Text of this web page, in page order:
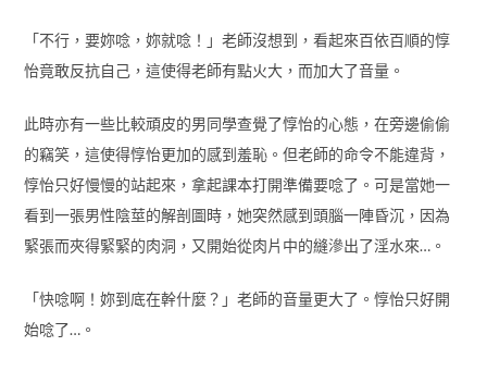
「不行，要妳唸，妳就唸！」老師沒想到，看起來百依百順的惇
怡竟敢反抗自己，這使得老師有點火大，而加大了音量。
此時亦有一些比較頑皮的男同學查覺了惇怡的心態，在旁邊偷偷
的竊笑，這使得惇怡更加的感到羞恥。但老師的命令不能違背，
惇怡只好慢慢的站起來，拿起課本打開準備要唸了。可是當她一
看到一張男性陰莖的解剖圖時，她突然感到頭腦一陣昏沉，因為
緊張而夾得緊緊的肉洞，又開始從肉片中的縫滲出了淫水來…。
「快唸啊！妳到底在幹什麼？」老師的音量更大了。惇怡只好開
始唸了…。